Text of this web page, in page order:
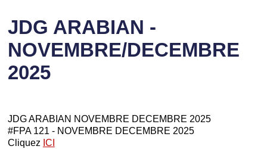
JDG ARABIAN -
NOVEMBRE/DECEMBRE
2025
JDG ARABIAN NOVEMBRE DECEMBRE 2025
#FPA 121 - NOVEMBRE DECEMBRE 2025
Cliquez ICI